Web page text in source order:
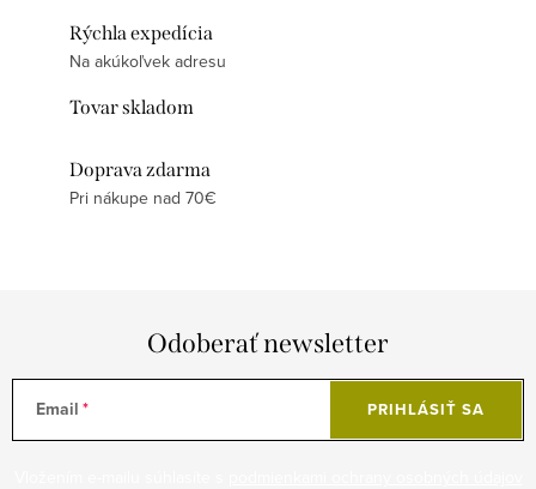
Rýchla expedícia
Na akúkoľvek adresu
Tovar skladom
Doprava zdarma
Pri nákupe nad 70€
Odoberať newsletter
Email PRIHLÁSIŤ SA